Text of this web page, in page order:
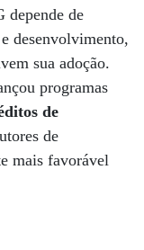
depende de
desenvolvimento,
sua adoção.
programas
de
de
mais favorável